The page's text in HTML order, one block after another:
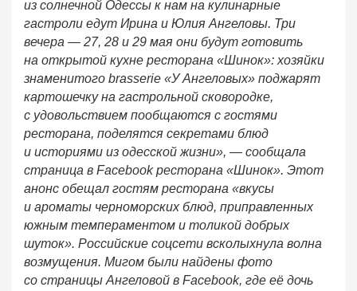
из солнечной Одессы к нам на кулинарные
гастроли едут Ирина и Юлия Ангеловы. Три
вечера — 27, 28 и 29 мая они будут готовить
на открытой кухне ресторана «Шинок»: хозяйки
знаменитого brasserie «У Ангеловых» поджарят
картошечку на гастрольной сковородке,
с удовольствием пообщаются с гостями
ресторана, поделятся секретами блюд
и историями из одесской жизни», — сообщала
страница в Facebook ресторана «Шинок». Этот
анонс обещал гостям ресторана «вкусы
и ароматы черноморских блюд, приправленных
южным темпераментом и толикой добрых
шуток». Российские соцсети всколыхнула волна
возмущения. Мигом были найдены фото
со страницы Ангеловой в Facebook, где её дочь